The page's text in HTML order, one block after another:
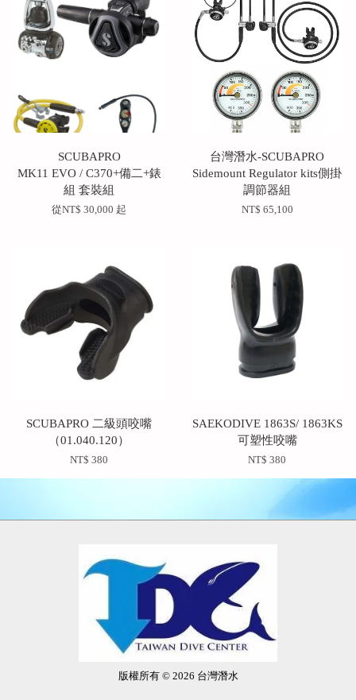
SCUBAPRO
MK11 EVO / C370+備二+錶
組 套裝組
從NT$ 30,000 起
台灣潛水-SCUBAPRO
Sidemount Regulator kits側掛
調節器組
NT$ 65,100
SCUBAPRO 二級頭咬嘴
（01.040.120）
NT$ 380
SAEKODIVE 1863S/ 1863KS
可塑性咬嘴
NT$ 380
版權所有 © 2026 台灣潛水